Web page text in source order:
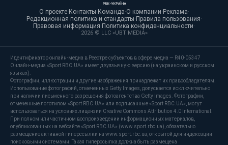
О проекте·Контакты·Команда·О компании·Реклама·
Редакционная политика и стандарты·Правила пользования·
Правовая информация·Политика конфиденциальности·
2026 © LLC «UBT MEDIA»
Идентификатор онлайн-медиа в Реестре субъектов в сфере медиа — R40-05347
Онлайн-медиа «Sport RBC.UA» имеет двуязычную версию (на украинском и русском
языках).
Фотографии, иллюстрации и другие изображения принадлежат их правообладателям.
Использование фотографий, отмеченных Getty Images, допускается исключительно
при наличии письменного разрешения фотоагентства Getty Images. Фотографии,
отмеченные логотипом «Sport RBC.UA» или подписанные «Sport RBC.UA», могут
использоваться на условиях лицензии Creative Commons Attribution 4.0 International.
При полном или частичном воспроизведении информационных материалов,
опубликованных на вебсайте «Sport RBC.UA» (www.sport.rbc.ua), обязательно
размещение активной гиперссылки на www.sport.rbc.ua, открытой для индексации
поисковыми системами. Такая гиперссылка должна быть размещена